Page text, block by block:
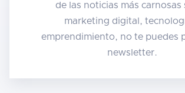
de las noticias más carnosas
marketing digital,
emprendimiento, no te puedes
newsletter.